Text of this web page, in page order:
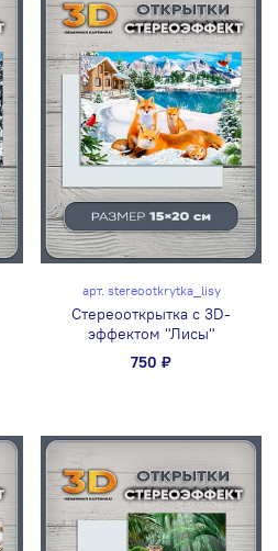
арт. stereootkrytka_lisy
Стереооткрытка с 3D-
эффектом "Лисы"
750 ₽